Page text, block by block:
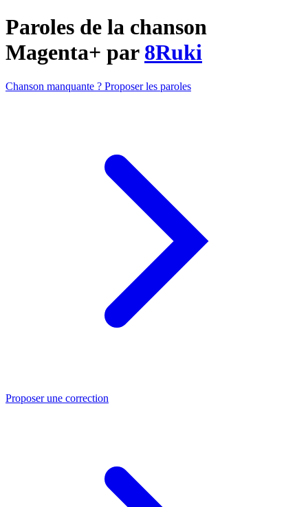
Paroles de la chanson
Magenta+ par 8Ruki
Chanson manquante ? Proposer les paroles
Proposer une correction